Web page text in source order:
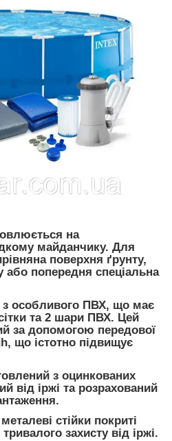
на
майданчику. Для
поверхня ґрунту,
або попередня спеціальна
з особливого ПВХ, що має
та 2 шари ПВХ. Цей
за допомогою передової
що істотно підвищує
з оцинкованих
від іржі та розрахований
стійки покриті
захисту від іржі.